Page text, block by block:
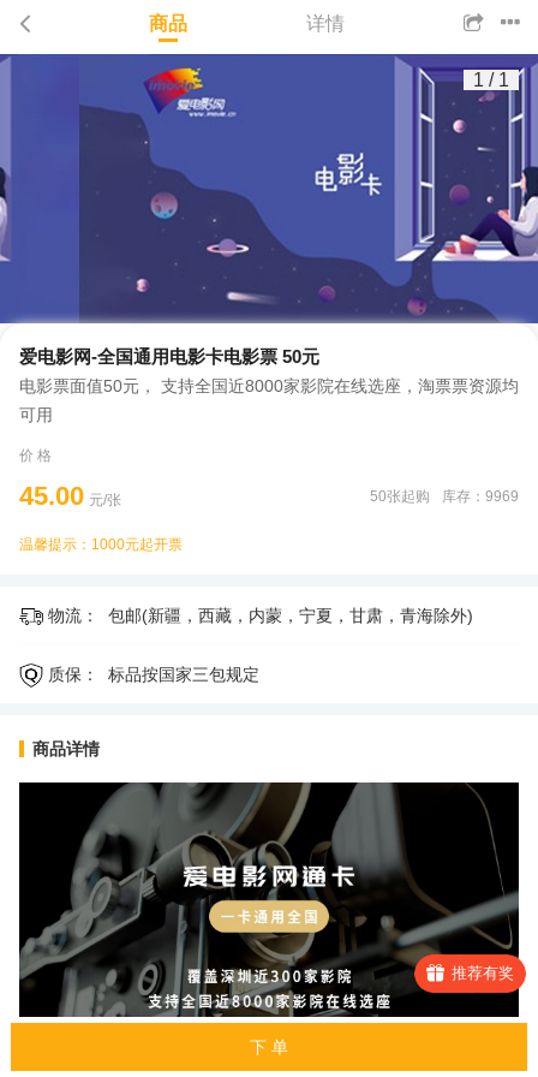
商品 详情
1 / 1
爱电影网-全国通用电影卡电影票 50元
电影票面值50元， 支持全国近8000家影院在线选座，淘票票资源均
可用
价 格
45.00 元/张 库存：9969
50张起购
温馨提示：1000元起开票
物流： 包邮(新疆，西藏，内蒙，宁夏，甘肃，青海除外)
质保： 标品按国家三包规定
商品详情
推荐有奖
下 单